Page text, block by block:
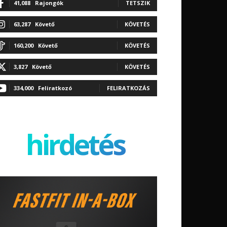
41,088 Rajongók TETSZIK
63,287 Követő KÖVETÉS
160,200 Követő KÖVETÉS
3,827 Követő KÖVETÉS
334,000 Feliratkozó FELIRATKOZÁS
hirdetés